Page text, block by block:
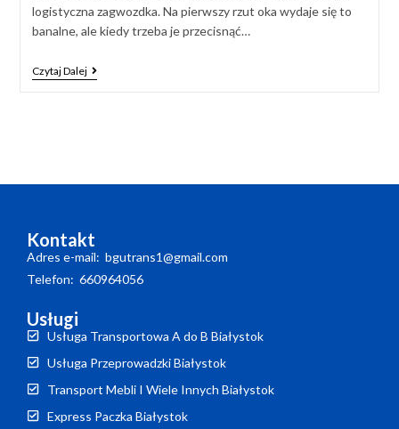
logistyczna zagwozdka. Na pierwszy rzut oka wydaje się to
banalne, ale kiedy trzeba je przecisnąć…
Czytaj Dalej
Kontakt
Adres e-mail: bgutrans1@gmail.com
Telefon: 660964056
Usługi
Usługa Transportowa A do B Białystok
Usługa Przeprowadzki Białystok
Transport Mebli I Wiele Innych Białystok
Express Paczka Białystok